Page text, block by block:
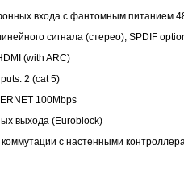
входа с фантомным питанием
сигнала (стерео), SPDIF
(with ARC)
2 (cat 5)
100Mbps
выхода (Euroblock)
коммутации с настенными